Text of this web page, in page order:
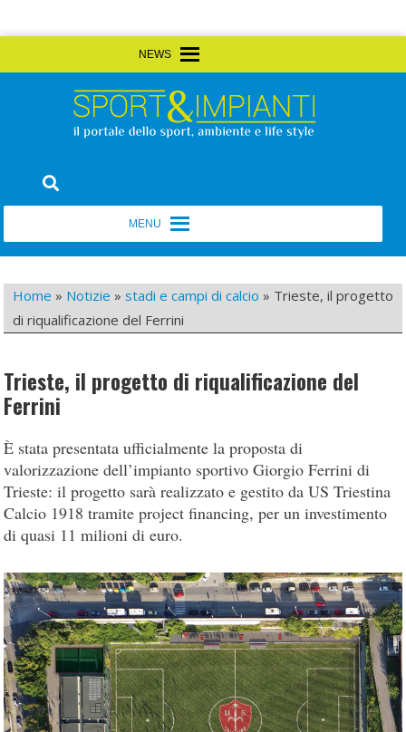
to
Sport&Impianti
Home » Notizie »stadi e campi di calcio » Trieste, il progetto
di riqualificazione del Ferrini
Trieste, il progetto di riqualificazione del
Ferrini
È stata presentata ufficialmente la proposta di
valorizzazione dell’impianto sportivo Giorgio Ferrini di
Trieste: il progetto sarà realizzato e gestito da US Triestina
Calcio 1918 tramite project financing, per un investimento
di quasi 11 milioni di euro.